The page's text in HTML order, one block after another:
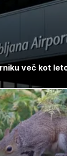
več kot